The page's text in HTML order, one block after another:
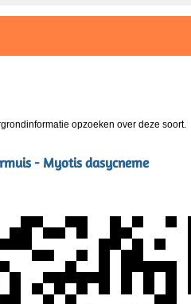
opzoeken over deze soort.
- Myotis dasycneme